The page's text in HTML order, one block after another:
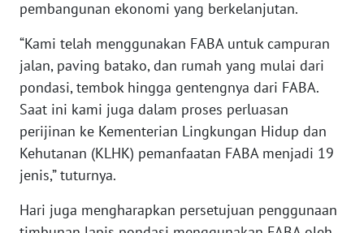
pembangunan ekonomi yang berkelanjutan.
“Kami telah menggunakan FABA untuk campuran
jalan, paving batako, dan rumah yang mulai dari
pondasi, tembok hingga gentengnya dari FABA.
Saat ini kami juga dalam proses perluasan
perijinan ke Kementerian Lingkungan Hidup dan
Kehutanan (KLHK) pemanfaatan FABA menjadi 19
jenis,” tuturnya.
Hari juga mengharapkan persetujuan penggunaan
JATIM
WN
BALI
WN
KALBAR
WN
KALTENG